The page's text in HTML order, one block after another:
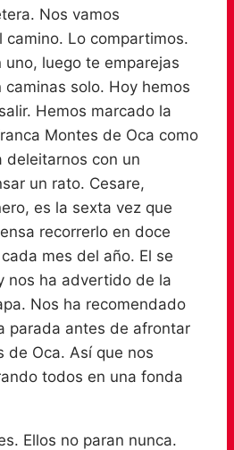
Nos vamos
camino. Lo compartimos.
luego te emparejas
solo. Hoy hemos
Hemos marcado la
Montes de Oca como
deleitarnos con un
un rato. Cesare,
es la sexta vez que
recorrerlo en doce
mes del año. El se
nos ha advertido de la
Nos ha recomendado
parada antes de afrontar
de Oca. Así que nos
todos en una fonda
Ellos no paran nunca.